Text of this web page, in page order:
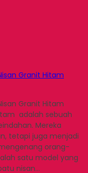
Granit Hitam
Granit Hitam
adalah sebuah
Mereka
tetapi juga menjadi
orang-
satu model yang
nisan…